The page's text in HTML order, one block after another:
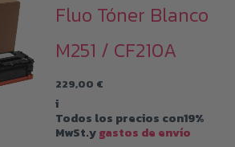
Fluo Tóner Blanco
M251 / CF210A
229,00 €
i
Todos los precios con19%
MwSt.ygastos de envío